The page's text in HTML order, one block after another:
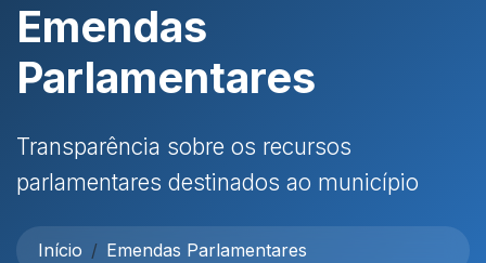
Emendas
Parlamentares
Transparência sobre os recursos
parlamentares destinados ao município
Início Emendas Parlamentares